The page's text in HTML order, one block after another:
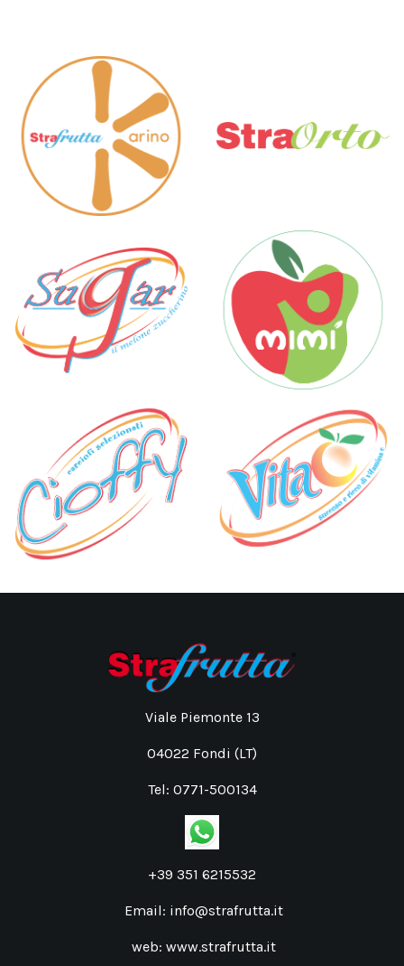
Viale Piemonte 13
04022 Fondi (LT)
Tel: 0771-500134
+39 351 6215532
Email: info@strafrutta.it
web: www.strafrutta.it